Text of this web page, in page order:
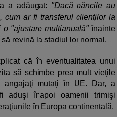
a adăugat: "Dacă băncile au
cum ar fi transferul clienţilor la
"ajustare multianuală"înainte
revină la stadiul lor normal.
că în eventualitatea unui
să schimbe prea mult vieţile
angajaţi mutaţi în UE. Dar, a
aduşi înapoi oamenii trimişi
în Europa continentală.